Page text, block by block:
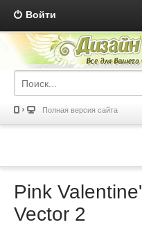
Войти
Полная версия сайта
Pink
Vector 2